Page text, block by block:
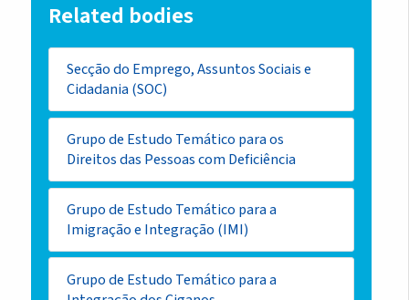
Related bodies
Secção do Emprego, Assuntos Sociais e
Cidadania (SOC)
Grupo de Estudo Temático para os
Direitos das Pessoas com Deficiência
Grupo de Estudo Temático para a
Imigração e Integração (IMI)
Grupo de Estudo Temático para a